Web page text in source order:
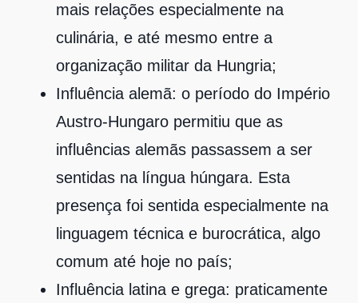
mais relações especialmente na
culinária, e até mesmo entre a
organização militar da Hungria;
Influência alemã: o período do Império
Austro-Hungaro permitiu que as
influências alemãs passassem a ser
sentidas na língua húngara. Esta
presença foi sentida especialmente na
linguagem técnica e burocrática, algo
comum até hoje no país;
Influência latina e grega: praticamente